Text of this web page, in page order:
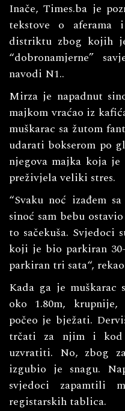
Inače, Times.ba je
tekstove o aferama
distriktu zbog kojih
“dobronamjerne”
navodi N1..
Mirza je napadnut
majkom vraćao iz
muškarac sa žutom
udarati bokserom po
njegova majka koja
preživjela veliki stres.
“Svaku noć izađem
sinoć sam bebu
to sačekuša.
koji je bio parkiran
parkiran tri sata“,
Kada ga je muškarac
oko 1.80m, krupnije,
počeo je bježati.
trčati za njim i kod
uzvratiti. No, zbog
izgubio je snagu.
svjedoci zapamtili
registarskih tablica.